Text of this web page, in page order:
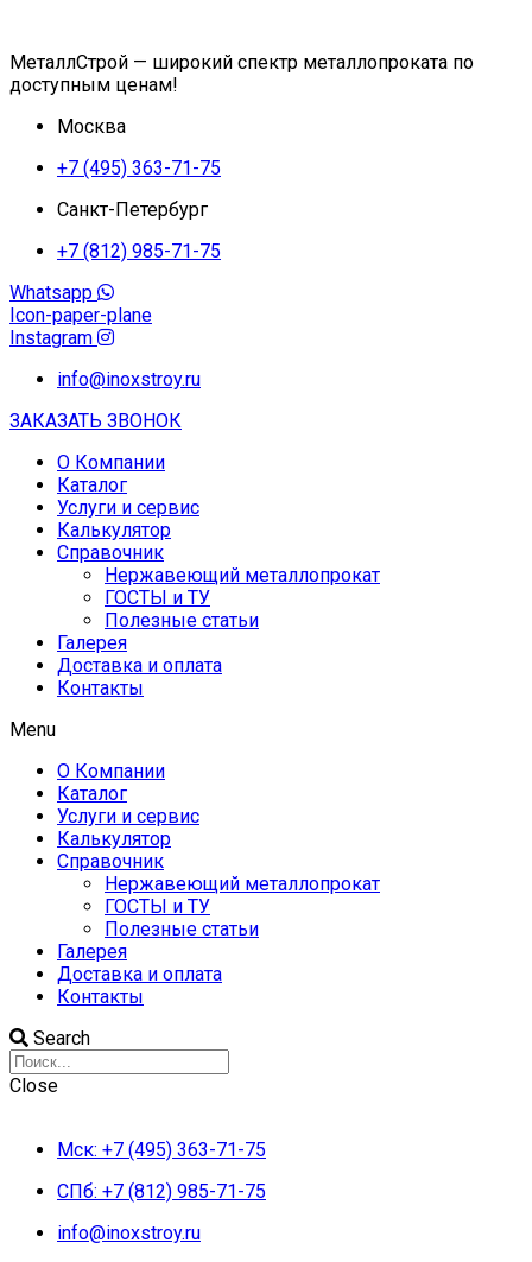
МеталлСтрой — широкий спектр металлопроката по
доступным ценам!
Москва
+7 (495) 363-71-75
Санкт-Петербург
+7 (812) 985-71-75
Whatsapp
Icon-paper-plane
Instagram
info@inoxstroy.ru
ЗАКАЗАТЬ ЗВОНОК
О Компании
Каталог
Услуги и сервис
Калькулятор
Справочник
Нержавеющий металлопрокат
ГОСТЫ и ТУ
Полезные статьи
Галерея
Доставка и оплата
Контакты
Menu
О Компании
Каталог
Услуги и сервис
Калькулятор
Справочник
Нержавеющий металлопрокат
ГОСТЫ и ТУ
Полезные статьи
Галерея
Доставка и оплата
Контакты
Search
Close
Мск: +7 (495) 363-71-75
СПб: +7 (812) 985-71-75
info@inoxstroy.ru